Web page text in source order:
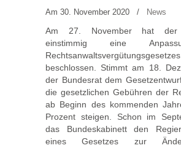
Am 30. November 2020 / News
Am 27. November hat der
einstimmig eine
beschlossen. Stimmt am 18.
der Bundesrat dem
die gesetzlichen Gebühren der
ab Beginn des kommenden
Prozent steigen. Schon im
das Bundeskabinett den
eines Gesetzes zur